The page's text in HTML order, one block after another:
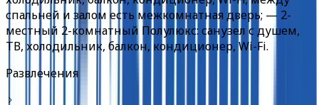
спальней и залом есть межкомнатная дверь; — 2-
местный 2-комнатный Полулюкс: санузел с душем,
ТВ, холодильник, балкон, кондиционер, Wi-Fi.
Развлечения